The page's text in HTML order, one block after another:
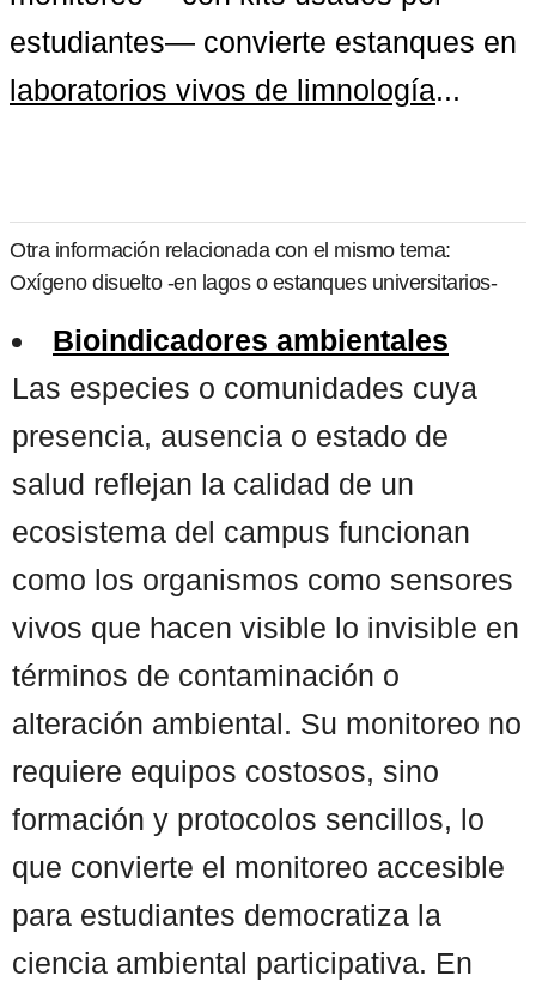
laboratorios vivos de limnología...
Otra información relacionada con el mismo tema:
Oxígeno disuelto -en lagos o estanques universitarios-
Bioindicadores ambientales
Las especies o comunidades cuya
presencia, ausencia o estado de
salud reflejan la calidad de un
ecosistema del campus funcionan
como los organismos como sensores
vivos que hacen visible lo invisible en
términos de contaminación o
alteración ambiental. Su monitoreo no
requiere equipos costosos, sino
formación y protocolos sencillos, lo
que convierte el monitoreo accesible
para estudiantes democratiza la
ciencia ambiental participativa. En